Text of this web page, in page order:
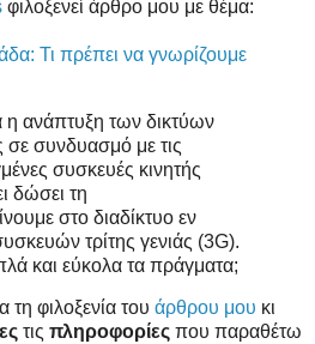
φιλοξενεί άρθρο μου με θέμα:
Τι πρέπει να γνωρίζουμε
η ανάπτυξη των δικτύων
σε συνδυασμό με τις
συσκευές κινητής
δώσει τη
στο διαδίκτυο εν
τρίτης γενιάς (3G).
και εύκολα τα πράγματα;
φιλοξενία του άρθρου μου κι
τις πληροφορίες που παραθέτω